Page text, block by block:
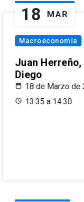
18 MAR
Macroeconomía
Juan Herreño,
Diego
18 de Marzo de
13:35 a 14:30